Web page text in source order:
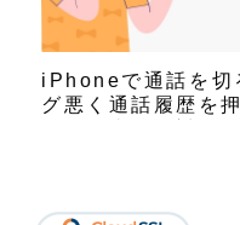
iPhoneで通話を切
グ悪く通話履歴を